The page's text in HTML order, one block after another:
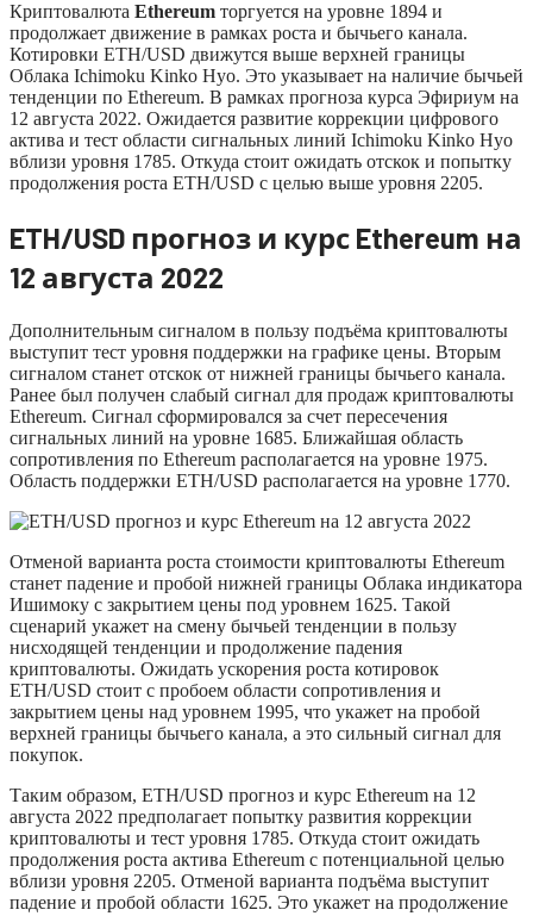
Криптовалюта Ethereum торгуется на уровне 1894 и
продолжает движение в рамках роста и бычьего канала.
Котировки ETH/USD движутся выше верхней границы
Облака Ichimoku Kinko Hyo. Это указывает на наличие бычьей
тенденции по Ethereum. В рамках прогноза курса Эфириум на
12 августа 2022. Ожидается развитие коррекции цифрового
актива и тест области сигнальных линий Ichimoku Kinko Hyo
вблизи уровня 1785. Откуда стоит ожидать отскок и попытку
продолжения роста ETH/USD с целью выше уровня 2205.
ETH/USD прогноз и курс Ethereum на
12 августа 2022
Дополнительным сигналом в пользу подъёма криптовалюты
выступит тест уровня поддержки на графике цены. Вторым
сигналом станет отскок от нижней границы бычьего канала.
Ранее был получен слабый сигнал для продаж криптовалюты
Ethereum. Сигнал сформировался за счет пересечения
сигнальных линий на уровне 1685. Ближайшая область
сопротивления по Ethereum располагается на уровне 1975.
Область поддержки ETH/USD располагается на уровне 1770.
Отменой варианта роста стоимости криптовалюты Ethereum
станет падение и пробой нижней границы Облака индикатора
Ишимоку с закрытием цены под уровнем 1625. Такой
сценарий укажет на смену бычьей тенденции в пользу
нисходящей тенденции и продолжение падения
криптовалюты. Ожидать ускорения роста котировок
ETH/USD стоит с пробоем области сопротивления и
закрытием цены над уровнем 1995, что укажет на пробой
верхней границы бычьего канала, а это сильный сигнал для
покупок.
Таким образом, ETH/USD прогноз и курс Ethereum на 12
августа 2022 предполагает попытку развития коррекции
криптовалюты и тест уровня 1785. Откуда стоит ожидать
продолжения роста актива Ethereum с потенциальной целью
вблизи уровня 2205. Отменой варианта подъёма выступит
падение и пробой области 1625. Это укажет на продолжение